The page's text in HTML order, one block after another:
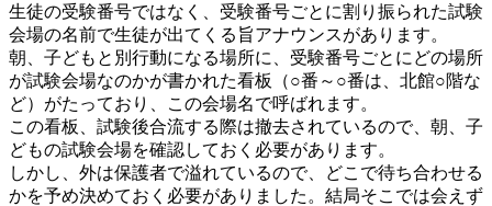
生徒の受験番号ではなく、受験番号ごとに割り振られた試験
会場の名前で生徒が出てくる旨アナウンスがあります。
朝、子どもと別行動になる場所に、受験番号ごとにどの場所
が試験会場なのかが書かれた看板（○番～○番は、北館○階な
ど）がたっており、この会場名で呼ばれます。
この看板、試験後合流する際は撤去されているので、朝、子
どもの試験会場を確認しておく必要があります。
しかし、外は保護者で溢れているので、どこで待ち合わせる
かを予め決めておく必要がありました。結局そこでは会えず